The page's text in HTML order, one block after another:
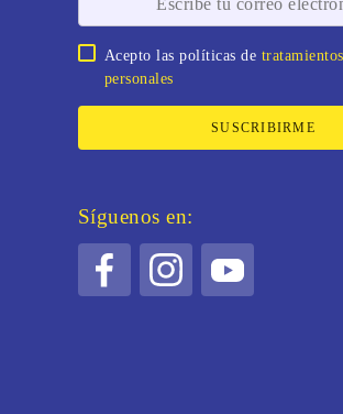
Acepto las políticas de
personales
SUSCRIBIRME
Síguenos en: